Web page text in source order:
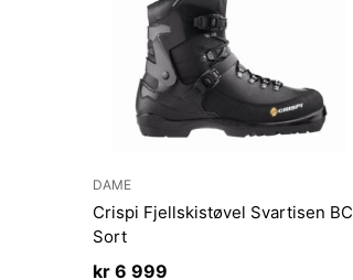
DAME
Crispi Fjellskistøvel Svartisen BC
Sort
kr 6 999